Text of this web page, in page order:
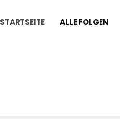
STARTSEITE ALLE FOLGEN